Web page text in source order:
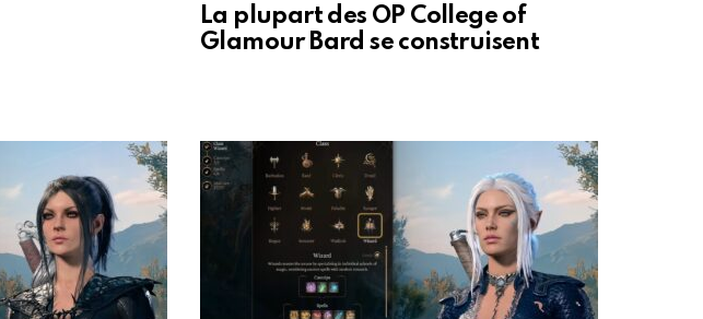
La plupart des OP College of
Glamour Bard se construisent